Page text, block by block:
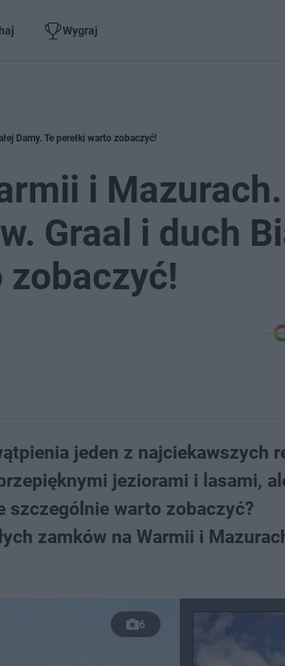
Wygraj
Damy. Te perełki warto zobaczyć!
i Mazurach.
Graal i duch
zobaczyć!
jeden z najciekawszych
jeziorami i lasami,
szczególnie warto zobaczyć?
zamków na Warmii i
6